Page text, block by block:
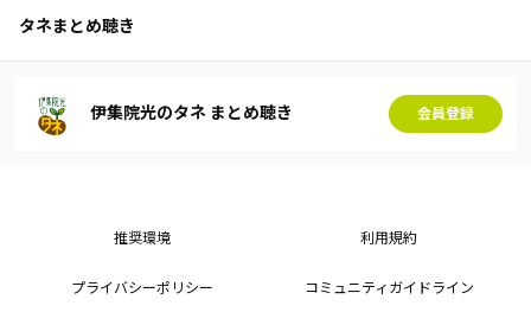
タネまとめ聴き
伊集院光のタネ まとめ聴き 会員登録
推奨環境 利用規約
プライバシーポリシー コミュニティガイドライン